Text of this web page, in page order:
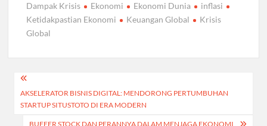
Dampak Krisis Ekonomi Ekonomi Dunia
inflasi
Ketidakpastian Ekonomi
Keuangan Global
Krisis
Global
Post
navigation
AKSELERATOR BISNIS DIGITAL: MENDORONG PERTUMBUHAN
STARTUP SITUSTOTO DI ERA MODERN
BUFFER STOCK DAN PERANNYA DALAM MENJAGA EKONOMI